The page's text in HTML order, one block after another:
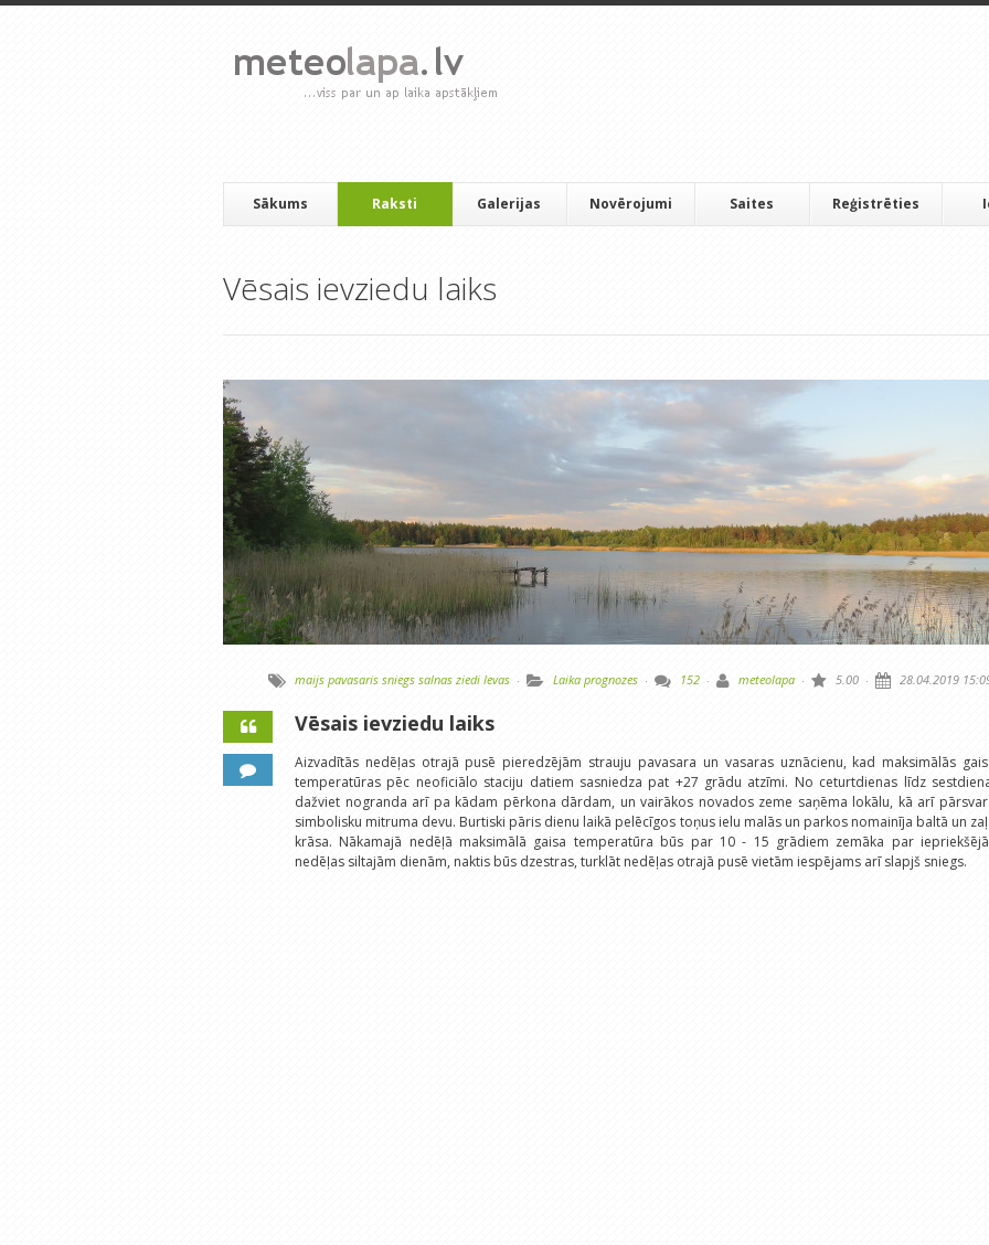
Sākums Raksti Galerijas Novērojumi Saites Reģistrēties
Vēsais ievziedu laiks
maijs pavasaris sniegs salnas ziedi Ievas · Laika prognozes · 152 · meteolapa · 5.00 · 28.04.2019
Vēsais ievziedu laiks
Aizvadītās nedēļas otrajā pusē pieredzējām strauju pavasara un vasaras uznācienu, kad maksimālās
temperatūras pēc neoficiālo staciju datiem sasniedza pat +27 grādu atzīmi. No ceturtdienas līdz
dažviet nogranda arī pa kādam pērkona dārdam, un vairākos novados zeme saņēma lokālu, kā arī
simbolisku mitruma devu. Burtiski pāris dienu laikā pelēcīgos toņus ielu malās un parkos nomainīja baltā un
krāsa. Nākamajā nedēļā maksimālā gaisa temperatūra būs par 10 - 15 grādiem zemāka par
nedēļas siltajām dienām, naktis būs dzestras, turklāt nedēļas otrajā pusē vietām iespējams arī slapjš sniegs.